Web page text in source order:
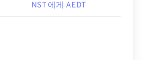
NST 에게 AEDT